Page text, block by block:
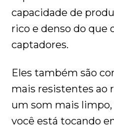
capacidade de
rico e denso do que
captadores.
Eles também são
mais resistentes ao
um som mais
você está tocando